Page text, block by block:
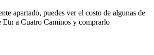
apartado, puedes ver el costo de algunas de
Etn a Cuatro Caminos y comprarlo